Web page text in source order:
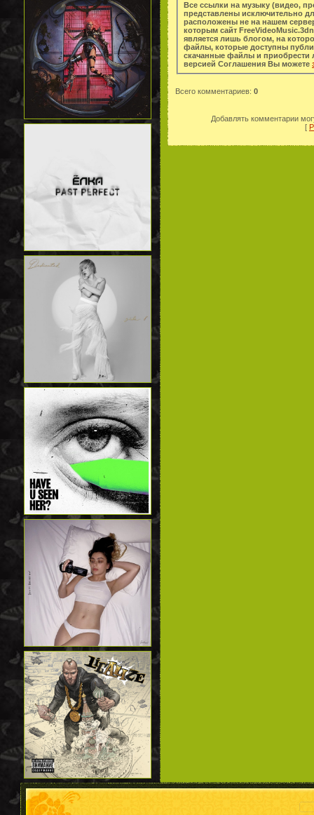
Все ссылки на музыку (видео,
представлены исключительно
расположены не на нашем
которым сайт
является лишь блогом, на
файлы, которые доступны
скачанные файлы и приобрести легальную
версией Соглашения Вы можете
Всего комментариев: 0
Добавлять комментарии
[